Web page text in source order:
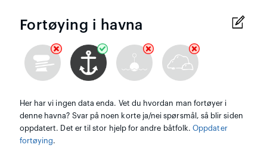
Fortøying i havna
Her har vi ingen data enda. Vet du hvordan man fortøyer i
denne havna? Svar på noen korte ja/nei spørsmål, så blir siden
oppdatert. Det er til stor hjelp for andre båtfolk.Oppdater
fortøying.